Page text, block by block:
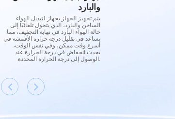
والبارد
يتم تجهيز الجهاز بجهاز لتبديل الهواء
الساخن والبارد، الذي يتحول تلقائيًا إلى
حالة الهواء البارد في نهاية التجفيف، مما
يساعد في تقليل درجة حرارة الأقمشة في
أسرع وقت ممكن، وفي نفس الوقت،
يحدث انخفاض في درجة الحرارة عند
الوصول إلى درجة الحرارة المحددة.